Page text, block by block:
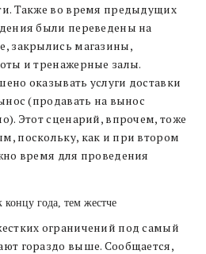
Также во время предыдущих
были переведены на
закрылись магазины,
и тренажерные залы.
оказывать услуги доставки
(продавать на вынос
Этот сценарий, впрочем, тоже
поскольку, как и при втором
время для проведения
года, тем жестче
ограничений под самый
гораздо выше. Сообщается,